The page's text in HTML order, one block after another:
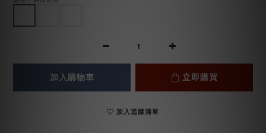
加入購物車 立即購買
加入追蹤清單